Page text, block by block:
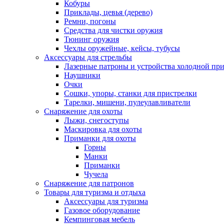
Кобуры
Приклады, цевья (дерево)
Ремни, погоны
Средства для чистки оружия
Тюнинг оружия
Чехлы оружейные, кейсы, тубусы
Аксессуары для стрельбы
Лазерные патроны и устройства холодной
Наушники
Очки
Сошки, упоры, станки для пристрелки
Тарелки, мишени, пулеулавливатели
Снаряжение для охоты
Лыжи, снегоступы
Маскировка для охоты
Приманки для охоты
Горны
Манки
Приманки
Чучела
Снаряжение для патронов
Товары для туризма и отдыха
Аксессуары для туризма
Газовое оборудование
Кемпинговая мебель